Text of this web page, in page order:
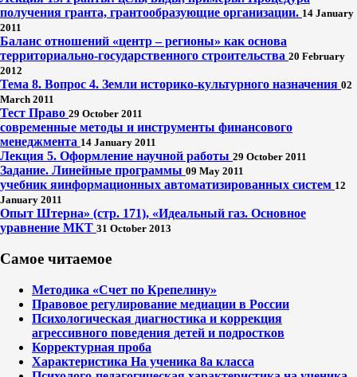
получения гранта, грантообразующие организации. 14 January
2011
Баланс отношений «центр – регионы» как основа
территориально-государственного строительства 20 February
2012
Тема 8. Вопрос 4. Земли историко-культурного назначения 02
March 2011
Тест Право 29 October 2011
современные методы и инструменты финансового
менеджмента 14 January 2011
Лекция 5. Оформление научной работы 29 October 2011
Задание. Линейные программы 09 May 2011
учебник яинформационных автоматизированных систем 12
January 2011
Опыт Штерна» (стр. 171), «Идеальный газ. Основное
уравнение МКТ 31 October 2013
Самое читаемое
Методика «Счет по Крепелину»
Правовое регулирование медиации в России
Психологическая диагностика и коррекция
агрессивного поведения детей и подростков
Корректурная проба
Характеристика На ученика 8а класса